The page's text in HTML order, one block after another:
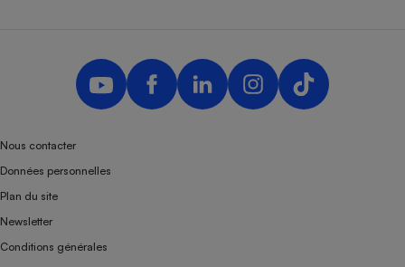
Nous contacter
Données personnelles
Plan du site
Newsletter
Conditions générales